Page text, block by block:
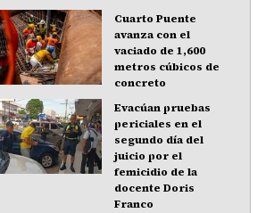
Cuarto Puente
avanza con el
vaciado de 1,600
metros cúbicos de
concreto
Evacúan pruebas
periciales en el
segundo día del
juicio por el
femicidio de la
docente Doris
Franco